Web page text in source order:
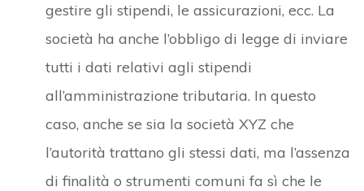
gestire gli stipendi, le assicurazioni, ecc. La
società ha anche l’obbligo di legge di inviare
tutti i dati relativi agli stipendi
all’amministrazione tributaria. In questo
caso, anche se sia la società XYZ che
l’autorità trattano gli stessi dati, ma l’assenza
di finalità o strumenti comuni fa sì che le